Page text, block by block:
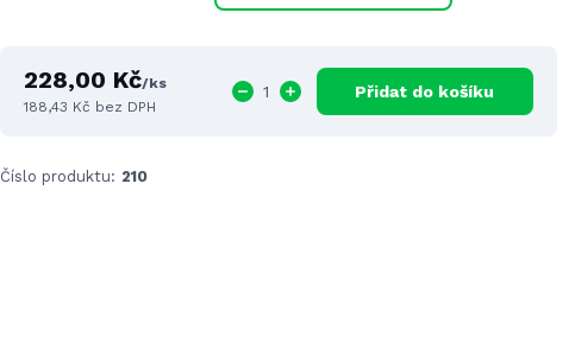
228,00 Kč/ks
188,43 Kč bez DPH
Přidat do košíku
Číslo produktu: 210